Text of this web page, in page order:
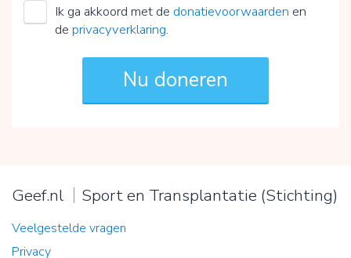
Ik ga akkoord met de donatievoorwaarden en
de privacyverklaring.
Geef.nl Sport en Transplantatie (Stichting)
Veelgestelde vragen
Privacy